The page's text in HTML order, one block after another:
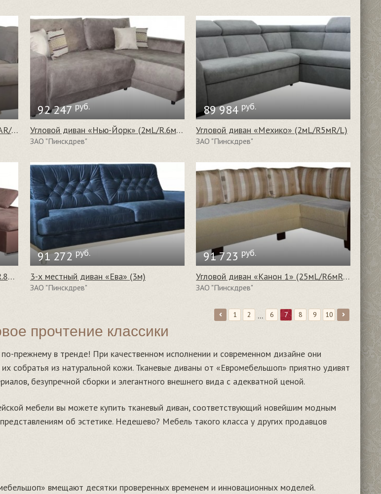
Угловой диван «Вестерн» (2мL/R.5АR/L)
92 247 руб.
Угловой диван «Нью-Йорк» (2мL/R.6мR/L)
ЗАО "Пинскдрев"
89 984 руб.
Угловой диван «Мехико» (2мL/R5мR/L)
ЗАО "Пинскдрев"
Угловой диван «Джорджия» (2мL/R.8R/L)
91 272 руб.
3-х местный диван «Ева» (3м)
ЗАО "Пинскдрев"
91 723 руб.
Угловой диван «Канон 1» (25мL/R6мR/L)
ЗАО "Пинскдрев"
1 2 ... 6 7 8 9 10
прочтение классики
прежнему в тренде! При качественном исполнении и современном дизайне они
собратья из натуральной кожи. Тканевые диваны от «Евромебельшоп» приятно удивят
безупречной сборки и элегантного внешнего вида с адекватной ценой.
мебели вы можете купить тканевый диван, соответствующий новейшим модным
об эстетике. Недешево? Мебель такого класса у других продавцов
вмещают десятки проверенных временем и инновационных моделей.